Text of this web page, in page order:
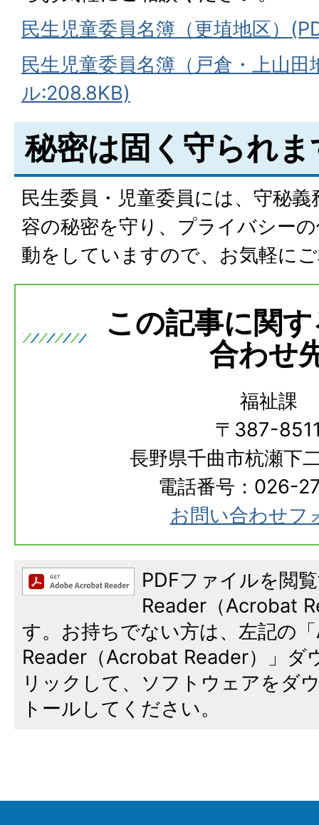
民生児童委員名簿（更埴地区）
民生児童委員名簿（戸倉・上山
ル:208.8KB)
秘密は固く守られま
民生委員・児童委員には、守秘
容の秘密を守り、プライバシー
動をしていますので、お気軽に
この記事に関
合わせ
福祉課
〒387-
長野県千曲市杭瀬下
電話番号：026-
お問い合わせフ
PDFファイルを閲
Reader（Acrobat
す。お持ちでない方は、左記の
Reader（Acrobat Reader）」ダ
リックして、ソフトウェアをダ
トールしてください。